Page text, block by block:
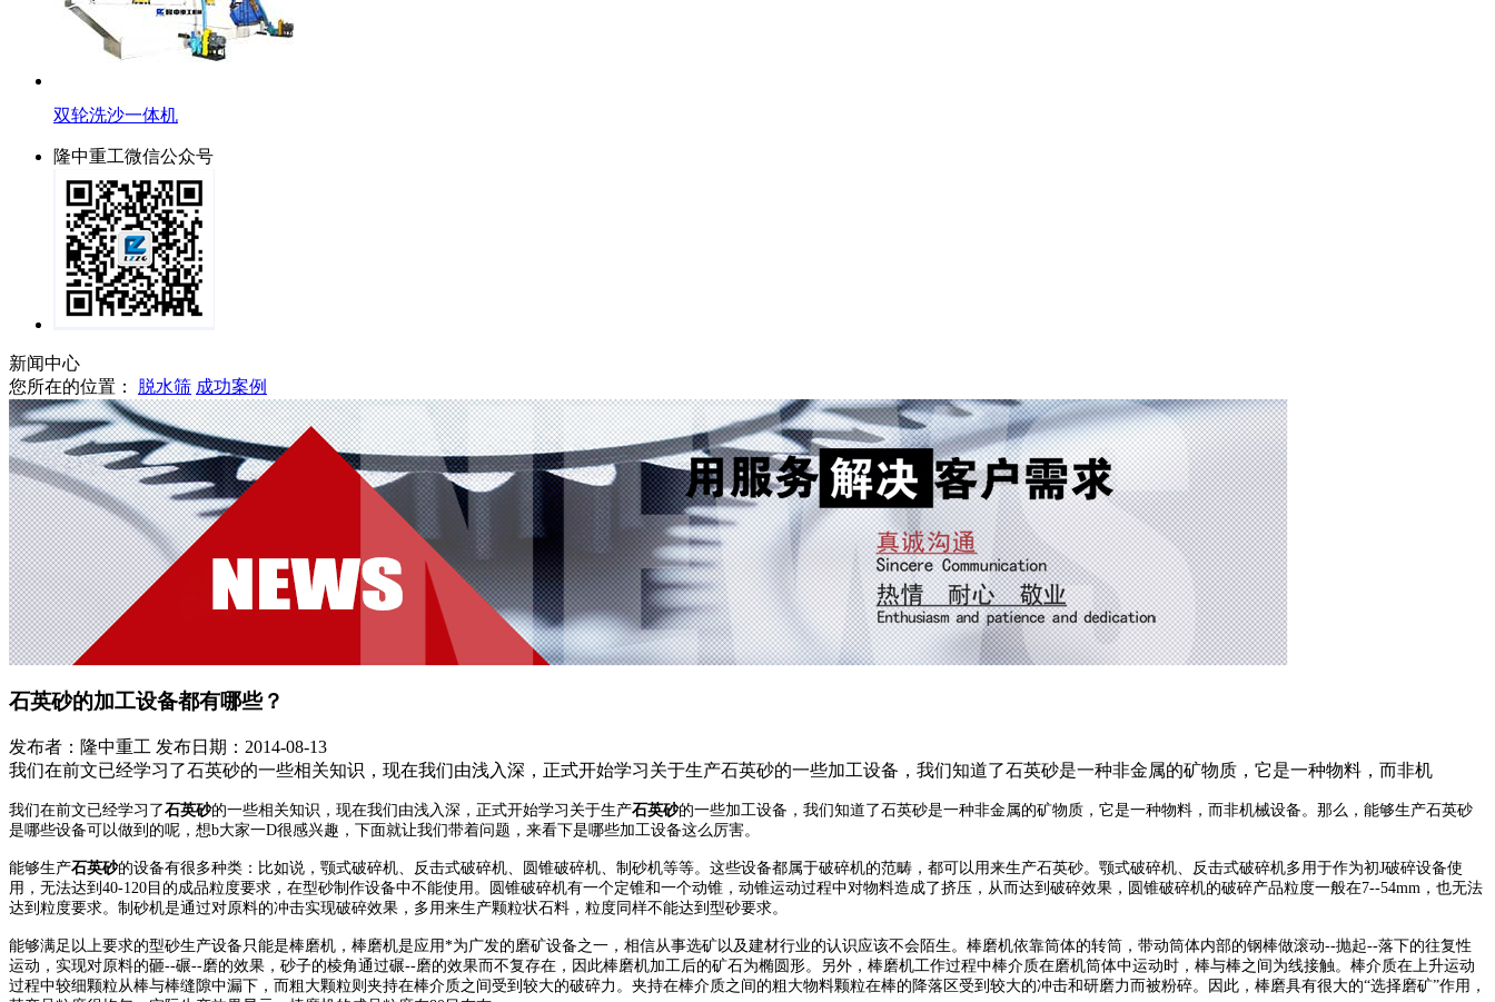
双轮洗沙一体机
隆中重工微信公众号
新闻中心
您所在的位置：
脱水筛 成功案例
石英砂的加工设备都有哪些？
发布者：隆中重工 发布日期：2014-08-13
我们在前文已经学习了石英砂的一些相关知识，现在我们由浅入深，正式开始学习关于生产石英砂的一些加工设备，我们知道了石英砂是一种非金属的矿物质，它是一种物料，而非机
我们在前文已经学习了石英砂的一些相关知识，现在我们由浅入深，正式开始学习关于生产石英砂的一些加工设备，我们知道了石英砂是一种非金属的矿物质，它是一种物料，而非机械设备。那么，能够生产石英砂
是哪些设备可以做到的呢，想b大家一D很感兴趣，下面就让我们带着问题，来看下是哪些加工设备这么厉害。
能够生产石英砂的设备有很多种类：比如说，颚式破碎机、反击式破碎机、圆锥破碎机、制砂机等等。这些设备都属于破碎机的范畴，都可以用来生产石英砂。颚式破碎机、反击式破碎机多用于作为初J破碎设备使
用，无法达到40-120目的成品粒度要求，在型砂制作设备中不能使用。圆锥破碎机有一个定锥和一个动锥，动锥运动过程中对物料造成了挤压，从而达到破碎效果，圆锥破碎机的破碎产品粒度一般在7--54mm，也无法
达到粒度要求。制砂机是通过对原料的冲击实现破碎效果，多用来生产颗粒状石料，粒度同样不能达到型砂要求。
能够满足以上要求的型砂生产设备只能是棒磨机，棒磨机是应用*为广发的磨矿设备之一，相信从事选矿以及建材行业的认识应该不会陌生。棒磨机依靠筒体的转筒，带动筒体内部的钢棒做滚动--抛起--落下的往复性
运动，实现对原料的砸--碾--磨的效果，砂子的棱角通过碾--磨的效果而不复存在，因此棒磨机加工后的矿石为椭圆形。另外，棒磨机工作过程中棒介质在磨机筒体中运动时，棒与棒之间为线接触。棒介质在上升运动
过程中较细颗粒从棒与棒缝隙中漏下，而粗大颗粒则夹持在棒介质之间受到较大的破碎力。夹持在棒介质之间的粗大物料颗粒在棒的降落区受到较大的冲击和研磨力而被粉碎。因此，棒磨具有很大的“选择磨矿”作用，